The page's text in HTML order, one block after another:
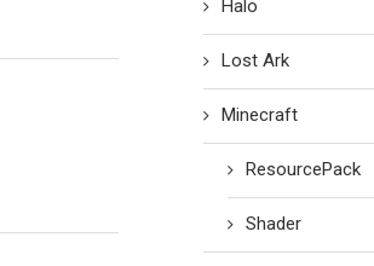
Halo
Lost Ark
Minecraft
ResourcePack
Shader